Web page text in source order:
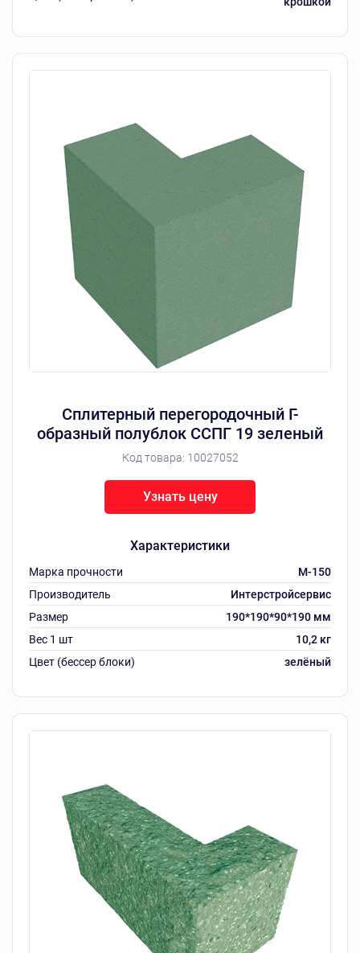
Сплитерный перегородочный Г-
образный полублок ССПГ 19 зеленый
Код товара: 10027052
Характеристики
Марка прочности
M-150
Производитель
Интерстройсервис
Размер
190*190*90*190 мм
Вес 1 шт
10,2 кг
Цвет (бессер блоки)
зелёный
Узнать цену